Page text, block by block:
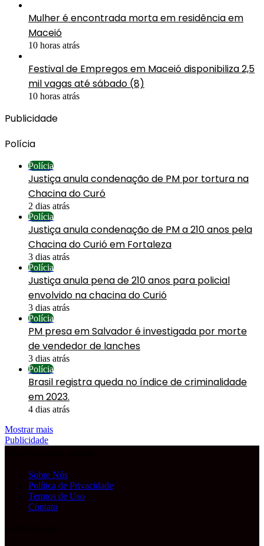
Mulher é encontrada morta em residência em
Maceió
10 horas atrás
Festival de Empregos em Maceió disponibiliza 2,5
mil vagas até sábado (8)
10 horas atrás
Publicidade
Polícia
Polícia
Justiça anula condenação de PM por tortura na
Chacina do Curó
2 dias atrás
Polícia
Justiça anula condenação de PM a 210 anos pela
Chacina do Curió em Fortaleza
3 dias atrás
Polícia
Justiça anula pena de 210 anos para policial
envolvido na chacina do Curió
3 dias atrás
Polícia
PM presa em Salvador é investigada por morte
de vendedor de lanches
3 dias atrás
Polícia
Brasil registra queda no índice de criminalidade
em 2023.
4 dias atrás
Mostrar mais
Publicidade
Sobre Nós
Política de Privacidade
Termos de Uso
Contato